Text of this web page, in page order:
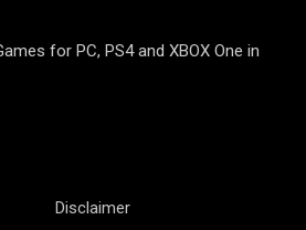
for PC, PS4 and XBOX One in
Disclaimer